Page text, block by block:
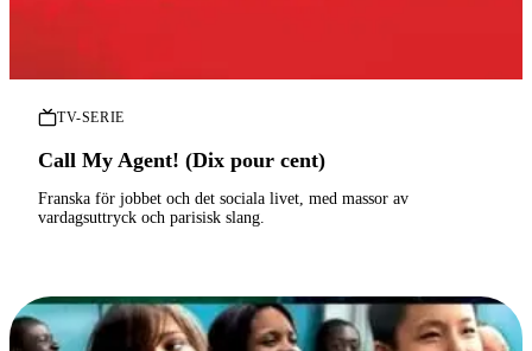
TV-SERIE
Call My Agent! (Dix pour cent)
Franska för jobbet och det sociala livet, med massor av
vardagsuttryck och parisisk slang.